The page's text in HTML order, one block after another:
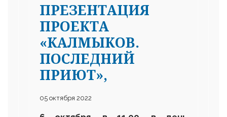
ПРЕЗЕНТАЦИЯ
ПРОЕКТА
«КАЛМЫКОВ.
ПОСЛЕДНИЙ
ПРИЮТ»,
05 октября 2022